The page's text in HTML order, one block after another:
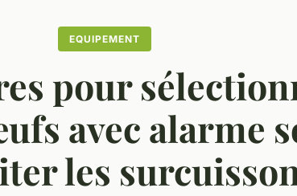
EQUIPEMENT
pour
avec alarme
les